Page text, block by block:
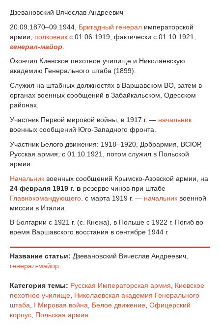
Дзевановский Вячеслав Андреевич
20.09.1870–09.1944, Бригадный генерал императорской
армии, полковник с 01.06.1919, фактически с 01.10.1921,
генерал-майор
Окончил Киевское пехотное училище и Николаевскую
академию Генерального штаба (1899).
Служил на штабных должностях в Варшавском ВО, затем в
органах военных сообщений в Забайкальском, Одесском
районах.
Участник Первой мировой войны, в 1917 г. — начальник
военных сообщений Юго-Западного фронта.
Участник Белого движения: 1918–1920, Добрармия, ВСЮР,
Русская армия; с 01.10.1921, потом служил в Польской
армии.
Начальник военных сообщений Крымско-Азовской армии, на
24 февраля 1919 г. в резерве чинов при штабе
Главнокомандующего . с марта 1919 г. — начальник военной
миссии в Италии.
В Болгарии с 1921 г. (с. Кнежа), в Польше с 1922 г. Погиб во
время Варшавского восстания в сентябре 1944 г.
Название статьи: Дзевановский Вячеслав Андреевич,
генерал-майор
Категория темы: Русская Императорская армия, Киевское
пехотное училище, Николаевская академия Генерального
штаба, I Мировая война, Белое движение, Офицерский
корпус, Польская армия